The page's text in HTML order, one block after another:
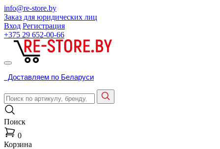
info@re-store.by
Заказ для юридических лиц
Вход Регистрация
+375 29 652-00-66
Доставляем по Беларуси
Поиск
0
Корзина